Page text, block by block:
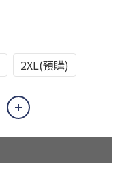
2XL(預購)